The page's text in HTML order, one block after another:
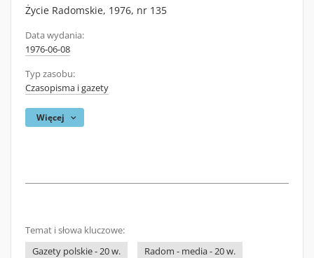
Życie Radomskie, 1976, nr 135
Data wydania:
1976-06-08
Typ zasobu:
Czasopisma i gazety
Więcej
Temat i słowa kluczowe:
Gazety polskie - 20 w.
Radom - media - 20 w.